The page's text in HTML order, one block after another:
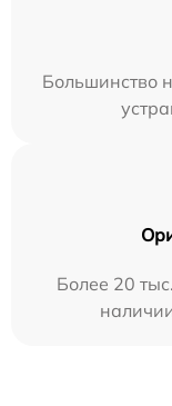
Большинство
Более 20